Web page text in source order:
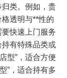
归类。例如，贵
透明与**性的
要快速上门服务
持有特殊品类或
型”，适合方便
”，适合持有多